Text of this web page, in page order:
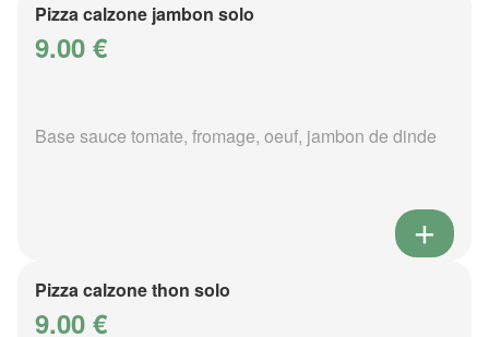
Pizza calzone jambon solo
9.00 €
Base sauce tomate, fromage, oeuf, jambon de dinde
Pizza calzone thon solo
9.00 €